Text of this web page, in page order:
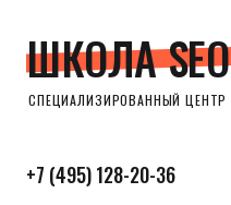
ШКОЛА SEO
СПЕЦИАЛИЗИРОВАННЫЙ ЦЕНТР
+7 (495) 128-20-36